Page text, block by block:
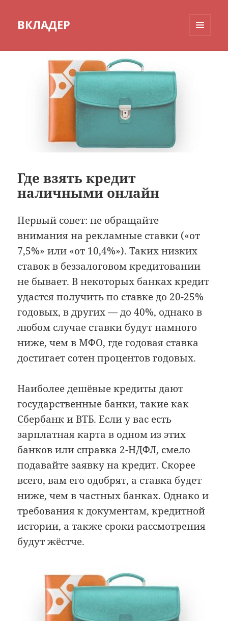
ВКЛАДЕР
Где взять кредит
наличными онлайн
Первый совет: не обращайте
внимания на рекламные ставки («от
7,5%» или «от 10,4%»). Таких низких
ставок в беззалоговом кредитовании
не бывает. В некоторых банках кредит
удастся получить по ставке до 20-25%
годовых, в других — до 40%, однако в
любом случае ставки будут намного
ниже, чем в МФО, где годовая ставка
достигает сотен процентов годовых.
Наиболее дешёвые кредиты дают
государственные банки, такие как
СбербанкиВТБ. Если у вас есть
зарплатная карта в одном из этих
банков или справка 2-НДФЛ, смело
подавайте заявку на кредит. Скорее
всего, вам его одобрят, а ставка будет
ниже, чем в частных банках. Однако и
требования к документам, кредитной
истории, а также сроки рассмотрения
будут жёстче.